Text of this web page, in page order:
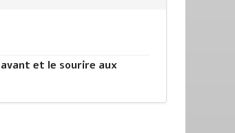
et le sourire aux